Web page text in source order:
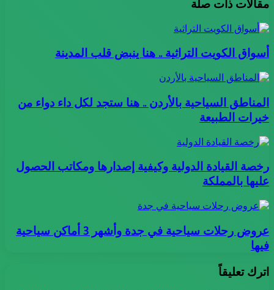
مقالات ذات صلة
أسواق الكويت التراثية .. هنا ينبض قلب المدينة
المناطق السياحية بالأردن .. هنا ستجد لكل داء دواء من
خيرات الطبيعة
رخصة القيادة الدولية وكيفية إصدارها ومكاتب الحصول
عليها بالمملكة
عروض رحلات سياحية في جدة وأشهر 3 أماكن سياحية
فيها
اترك تعليقاً